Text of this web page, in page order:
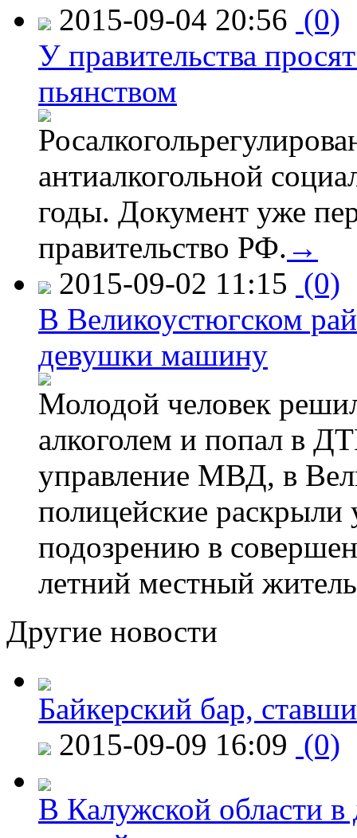
2015-09-04 20:56 (0)
У правительства
пьянством
антиалкогольной
годы. Документ уже
правительство РФ. →
2015-09-02 11:15 (0)
В Великоустюгском
девушки машину
Молодой человек
алкоголем и попал в
управление МВД, в
полицейские
подозрению в
летний местный
Другие новости
Байкерский бар,
2015-09-09 16:09 (0)
В Калужской области в